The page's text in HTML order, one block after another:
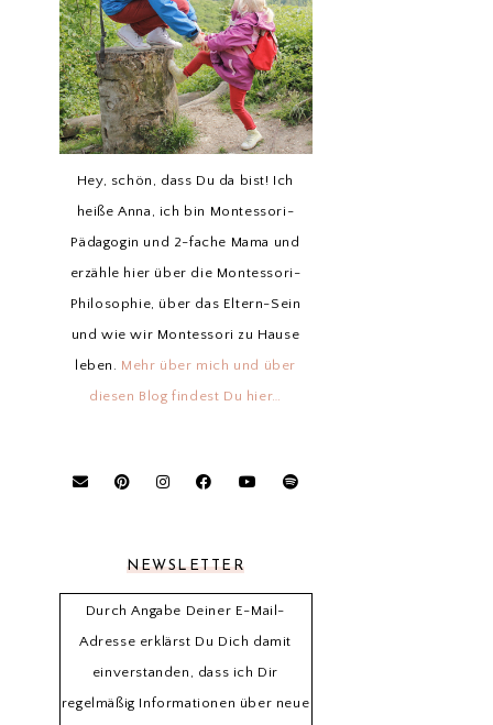
Hey, schön, dass Du da bist! Ich
heiße Anna, ich bin Montessori-
Pädagogin und 2-fache Mama und
erzähle hier über die Montessori-
Philosophie, über das Eltern-Sein
und wie wir Montessori zu Hause
leben. Mehr über mich und über
diesen Blog findest Du hier…
NEWSLETTER
Durch Angabe Deiner E-Mail-
Adresse erklärst Du Dich damit
einverstanden, dass ich Dir
regelmäßig Informationen über neue